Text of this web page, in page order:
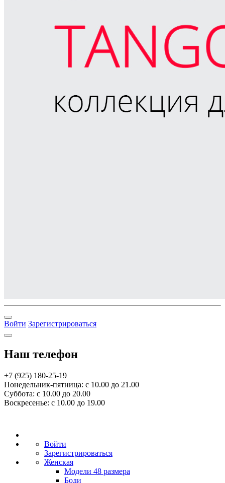
Войти Зарегистрироваться
Наш телефон
+7 (925) 180-25-19
Понедельник-пятница: с 10.00 до 21.00
Суббота: с 10.00 до 20.00
Воскресенье: с 10.00 до 19.00
Войти
Зарегистрироваться
Женская
Модели 48 размера
Боди